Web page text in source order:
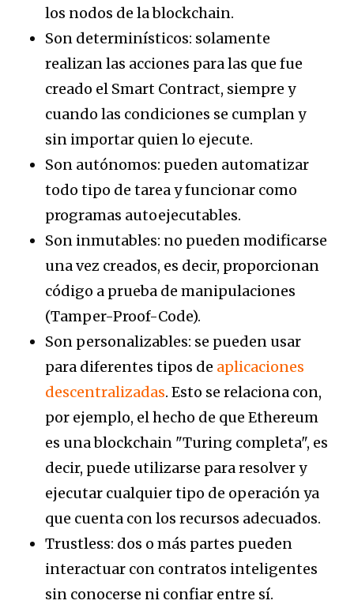
los nodos de la blockchain.
Son determinísticos: solamente
realizan las acciones para las que fue
creado el Smart Contract, siempre y
cuando las condiciones se cumplan y
sin importar quien lo ejecute.
Son autónomos: pueden automatizar
todo tipo de tarea y funcionar como
programas autoejecutables.
Son inmutables: no pueden modificarse
una vez creados, es decir, proporcionan
código a prueba de manipulaciones
(Tamper-Proof-Code).
Son personalizables: se pueden usar
para diferentes tipos de aplicaciones
descentralizadas. Esto se relaciona con,
por ejemplo, el hecho de que Ethereum
es una blockchain "Turing completa", es
decir, puede utilizarse para resolver y
ejecutar cualquier tipo de operación ya
que cuenta con los recursos adecuados.
Trustless: dos o más partes pueden
interactuar con contratos inteligentes
sin conocerse ni confiar entre sí.